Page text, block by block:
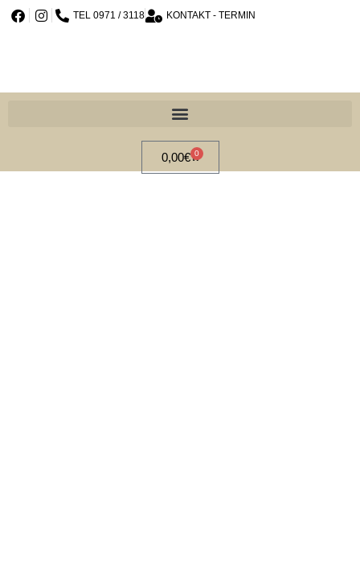
TEL 0971 / 3118 KONTAKT - TERMIN
0,00€ 0